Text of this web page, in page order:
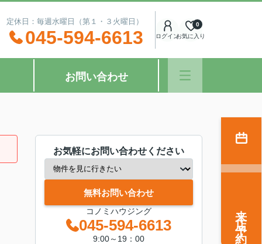
休日：毎週水曜日（第１・３火曜日）
045-594-6613 ログインお気に入り
0
お問い合わせ
お気軽にお問い合わせください
無料お問い合わせ
コノミハウジング
045-594-6613
9:00～19：00
来店予約